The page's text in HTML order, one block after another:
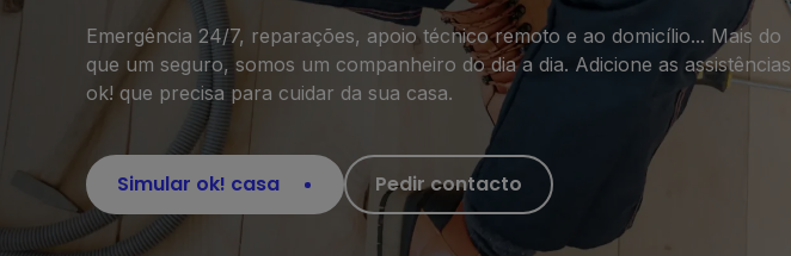
Emergência 24/7, reparações, apoio técnico remoto e ao domicílio... Mais do
que um seguro, somos um companheiro do dia a dia. Adicione as assistências
ok! que precisa para cuidar da sua casa.
Simular ok! casa Pedir contacto